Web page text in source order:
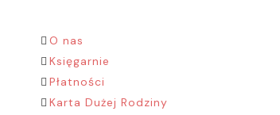
O nas
Księgarnie
Płatności
Karta Dużej Rodziny